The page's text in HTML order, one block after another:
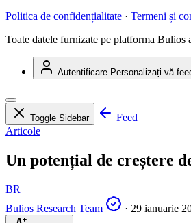
Politica de confidențialitate · Termeni și
Toate datele furnizate pe platforma
Autentificare Personalizați-vă
Toggle Sidebar
Feed
Articole
Un potențial de creștere
BR
Bulios Research Team
· 29 ianuarie